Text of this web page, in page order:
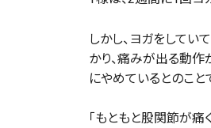
しかし、ヨガをしてい
かり、痛みが出る動作
にやめているとのこと
「もともと股関節が痛